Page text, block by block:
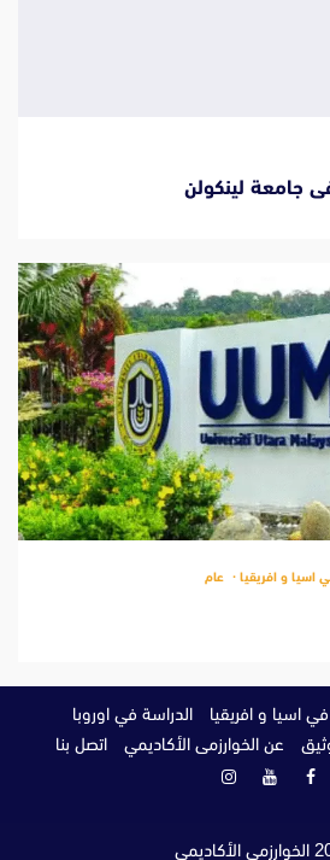
جامعة لينكولن
اسيا و افريقيا عام
اسيا و افريقيا
الدراسة في اوروبا
عن الخوارزمى الأكاديمي اتصل بنا
فيسبوكيوتيوبانستغرام
الخوارزمي الأكاديمي